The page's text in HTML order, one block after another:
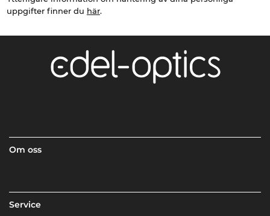
uppgifter finner du här.
Om oss
Service